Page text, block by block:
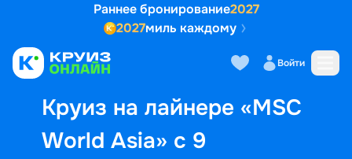
Раннее бронирование2027
2027миль каждому
Войти
Круиз на лайнере «MSC
World Asia» с 9
Выбор кают Маршрут и